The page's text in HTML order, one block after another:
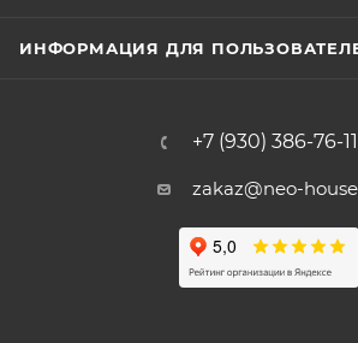
ИНФОРМАЦИЯ ДЛЯ
+7 (930) 386-76-11
zakaz@neo-